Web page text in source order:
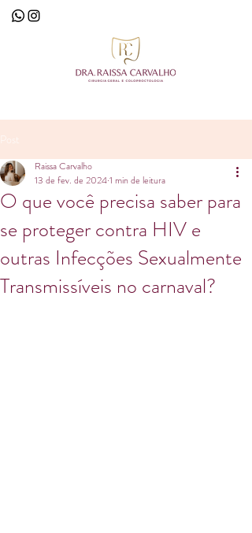
Post
O que você precisa saber para
se proteger contra HIV e
outras Infecções Sexualmente
Transmissíveis no carnaval?
Raissa Carvalho
13 de fev. de 20241 min de leitura